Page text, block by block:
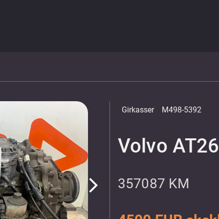
arrow_forward_ios
Girkasser M498-5392
Volvo
357087 KM